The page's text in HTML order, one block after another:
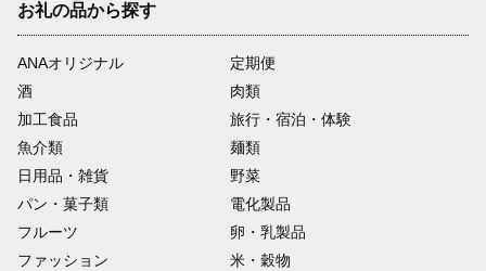
お礼の品から探す
ANAオリジナル
定期便
酒
肉類
加工食品
旅行・宿泊・体験
魚介類
麺類
日用品・雑貨
野菜
パン・菓子類
電化製品
フルーツ
卵・乳製品
ファッション
米・穀物